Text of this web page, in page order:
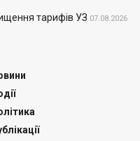
тарифів УЗ 07.08.2026